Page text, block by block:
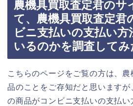
農機具買取査定君のサ
て、農機具買取査定君
ビニ支払いの支払い方
いるのかを調査してみ
こちらのページをご覧の方は、
品のことをご存知だと思います
の商品がコンビニ支払いの支払